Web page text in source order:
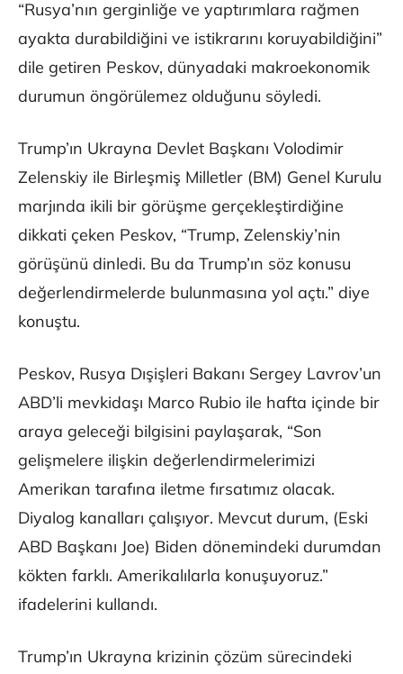
“Rusya’nın gerginliğe ve yaptırımlara rağmen
ayakta durabildiğini ve istikrarını koruyabildiğini”
dile getiren Peskov, dünyadaki makroekonomik
durumun öngörülemez olduğunu söyledi.
Trump’ın Ukrayna Devlet Başkanı Volodimir
Zelenskiy ile Birleşmiş Milletler (BM) Genel Kurulu
marjında ikili bir görüşme gerçekleştirdiğine
dikkati çeken Peskov, “Trump, Zelenskiy’nin
görüşünü dinledi. Bu da Trump’ın söz konusu
değerlendirmelerde bulunmasına yol açtı.” diye
konuştu.
Peskov, Rusya Dışişleri Bakanı Sergey Lavrov’un
ABD’li mevkidaşı Marco Rubio ile hafta içinde bir
araya geleceği bilgisini paylaşarak, “Son
gelişmelere ilişkin değerlendirmelerimizi
Amerikan tarafına iletme fırsatımız olacak.
Diyalog kanalları çalışıyor. Mevcut durum, (Eski
ABD Başkanı Joe) Biden dönemindeki durumdan
kökten farklı. Amerikalılarla konuşuyoruz.”
ifadelerini kullandı.
Trump’ın Ukrayna krizinin çözüm sürecindeki